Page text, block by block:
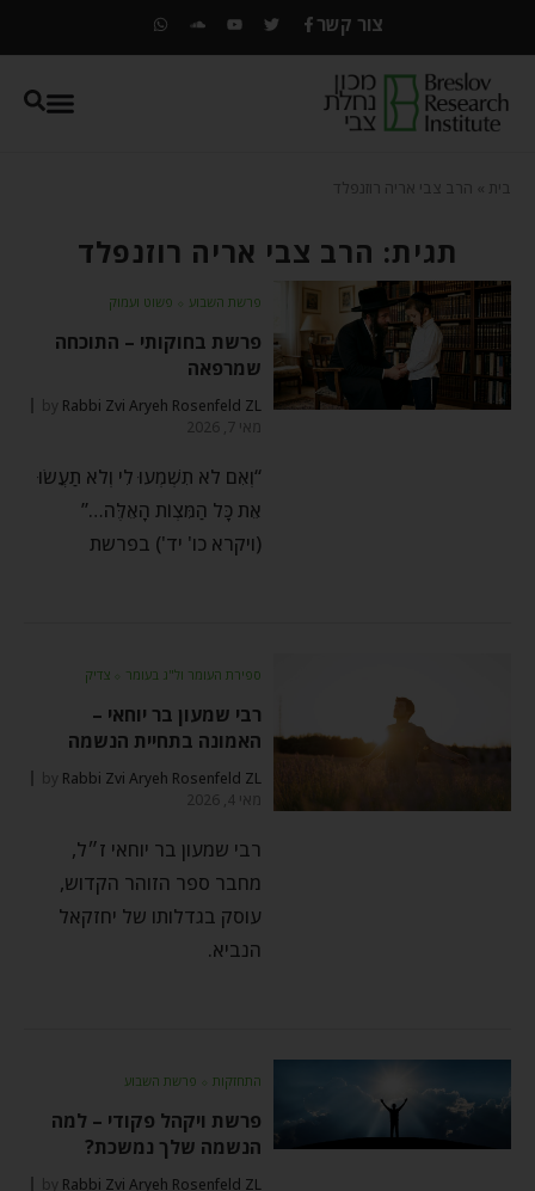
צור קשר
בית הרב צבי אריה רוזנפלד
תגית: הרב צבי אריה רוזנפלד
פרשת השבוע ⬦ פשוט ועמוק
פרשת בחוקותי – התוכחה
שמרפאה
by Rabbi Zvi Aryeh Rosenfeld ZL
מאי 7, 2026
“וְאִם לֹא תִשְׁמְעוּ לִי וְלֹא תַעֲשׂוּ
אֵת כָּל הַמִּצְוֹת הָאֵלֶּה…”
(ויקרא כו' יד') בפרשת
ספירת העומר ול"ג בעומר ⬦ צדיק
רבי שמעון בר יוחאי –
האמונה בתחיית הנשמה
by Rabbi Zvi Aryeh Rosenfeld ZL
מאי 4, 2026
רבי שמעון בר יוחאי ז״ל,
מחבר ספר הזוהר הקדוש,
עוסק בגדלותו של יחזקאל
הנביא.
התחזקות ⬦ פרשת השבוע
פרשת ויקהל פקודי – למה
הנשמה שלך נמשכת?
by Rabbi Zvi Aryeh Rosenfeld ZL